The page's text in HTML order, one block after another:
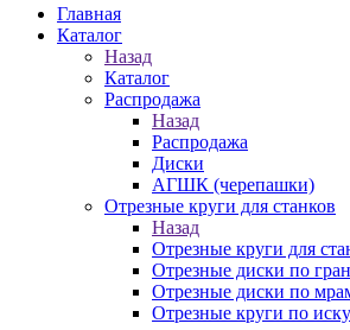
Главная
Каталог
Назад
Каталог
Распродажа
Назад
Распродажа
Диски
АГШК (черепашки)
Отрезные круги для станков
Назад
Отрезные круги для
Отрезные диски по
Отрезные диски по
Отрезные круги по